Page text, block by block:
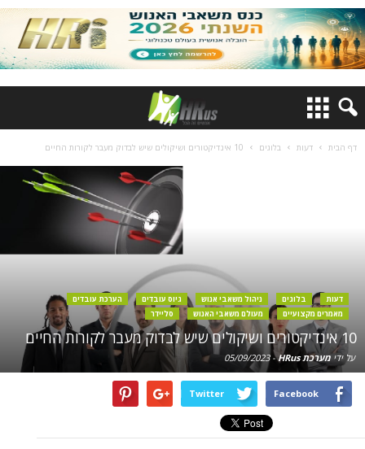
דף הבית דעות בלוגים 10 אינדיקטורים ושיקולים שיש לבדוק מעבר לקורות החיים
דעות בלוגים ניהול משאבי אנוש גיוס עובדים
הערכת עובדים
מאמרים מקצועיים
מעולם משאבי האנוש סליידר
10 אינדיקטורים ושיקולים שיש לבדוק מעבר לקורות החיים
על ידי מערכת HRus -
05/09/2023
Facebook
Twitter